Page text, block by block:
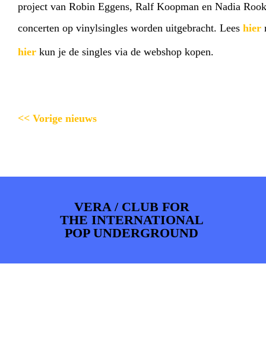
project van Robin Eggens, Ralf Koopman en Nadia
concerten op vinylsingles worden uitgebracht. Lees hier
hier kun je de singles via de webshop kopen.
<< Vorige nieuws
VERA / CLUB FOR
THE INTERNATIONAL
POP UNDERGROUND